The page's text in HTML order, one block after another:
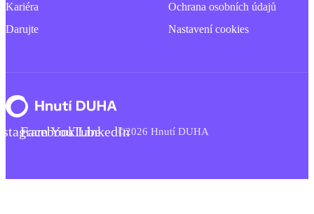
Kariéra
Darujte
Ochrana osobních údajů
Nastavení cookies
FacebookYouTubeLinkedIn©2026 Hnutí DUHA